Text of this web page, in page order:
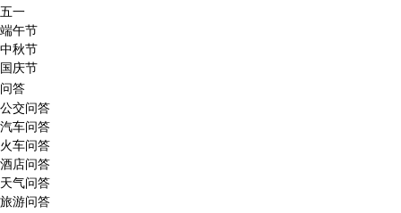
五一
端午节
中秋节
国庆节
问答
公交问答
汽车问答
火车问答
酒店问答
天气问答
旅游问答